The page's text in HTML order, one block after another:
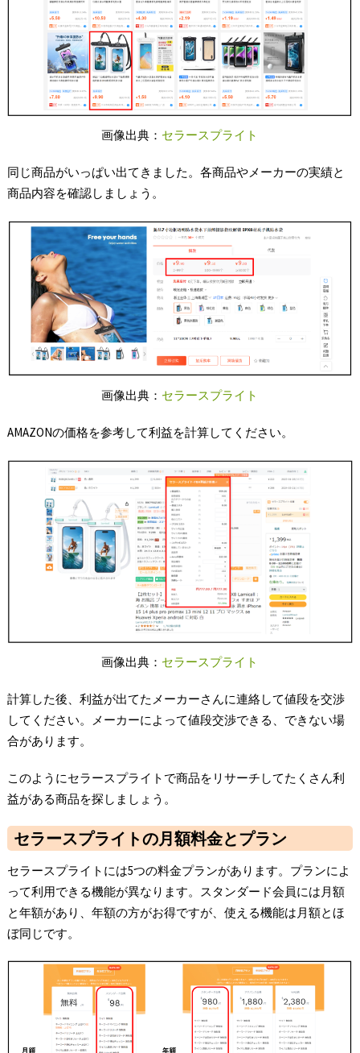
画像出典： セラースプライト
同じ商品がいっぱい出てきました。各商品やメーカーの実績と
商品内容を確認しましょう。
画像出典： セラースプライト
AMAZONの価格を参考して利益を計算してください。
画像出典： セラースプライト
計算した後、利益が出てたメーカーさんに連絡して値段を交渉
してください。メーカーによって値段交渉できる、できない場
合があります。
このようにセラースプライトで商品をリサーチしてたくさん利
益がある商品を探しましょう。
セラースプライトの月額料金とプラン
セラースプライトには5つの料金プランがあります。プランによ
って利用できる機能が異なります。スタンダード会員には月額
と年額があり、年額の方がお得ですが、使える機能は月額とほ
ぼ同じです。